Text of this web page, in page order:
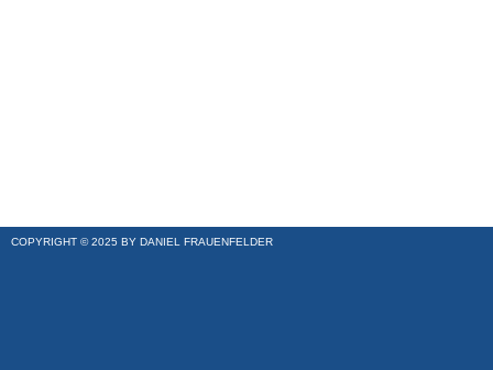
COPYRIGHT © 2025 BY DANIEL FRAUENFELDER